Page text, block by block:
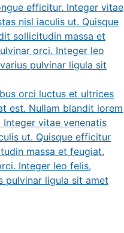
efficitur. Integer vitae
nisl iaculis ut. Quisque
sollicitudin massa et
orci. Integer leo
pulvinar ligula sit
orci luctus et ultrices
est. Nullam blandit lorem
vitae venenatis
ut. Quisque efficitur
massa et feugiat.
Integer leo felis,
pulvinar ligula sit amet